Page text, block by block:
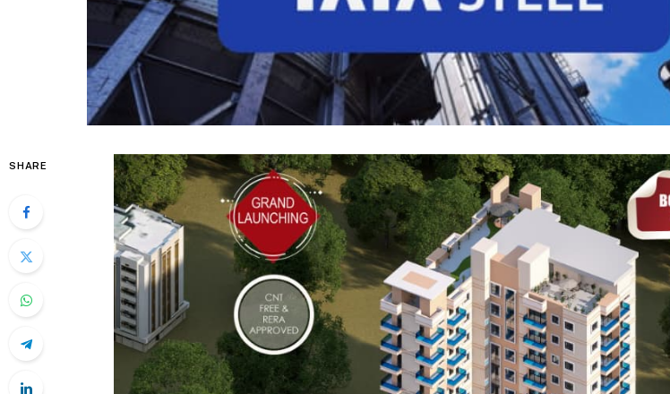
SHARE